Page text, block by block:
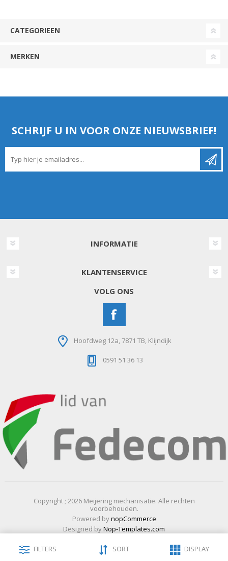
CATEGORIEEN
MERKEN
SCHRIJF U IN VOOR ONZE NIEUWSBRIEF!
INFORMATIE
KLANTENSERVICE
VOLG ONS
Hoofdweg 12a, 7871 TB, Klijndijk
0591 51 36 13
Copyright ; 2026 Meijering mechanisatie. Alle rechten
voorbehouden.
Powered bynopCommerce
Designed byNop-Templates.com
FILTERS SORT DISPLAY